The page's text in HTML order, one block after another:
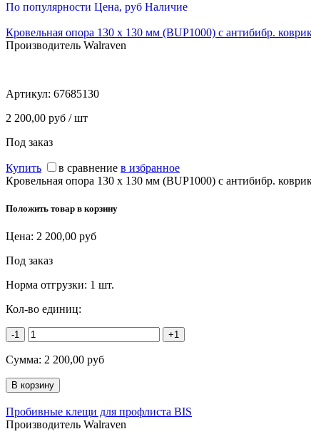
По популярности Цена, руб Наличие
Кровельная опора 130 х 130 мм (BUP1000) с антибибр.
Производитель Walraven
Артикул: 67685130
2 200,00 руб / шт
Под заказ
Купить в сравнение в избранное
Кровельная опора 130 х 130 мм (BUP1000) с антибибр.
Положить товар в корзину
Цена: 2 200,00 руб
Под заказ
Норма отгрузки: 1 шт.
Кол-во единиц:
-1 +1
Сумма: 2 200,00 руб
Пробивные клещи для профлиста BIS
Производитель Walraven